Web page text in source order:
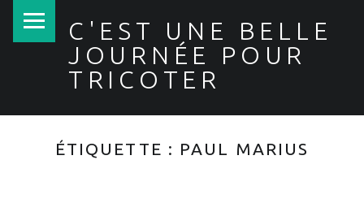
C'EST UNE BELLE
JOURNÉE POUR
TRICOTER
ÉTIQUETTE : PAUL MARIUS